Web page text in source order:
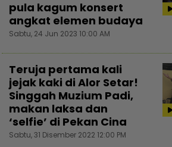
pula kagum konsert
angkat elemen budaya
Sabtu, 24 Jun 2023 10:00 AM
Teruja pertama kali
jejak kaki di Alor Setar!
Singgah Muzium Padi,
makan laksa dan
‘selfie’ di Pekan Cina
Sabtu, 31 Disember 2022 12:00 PM